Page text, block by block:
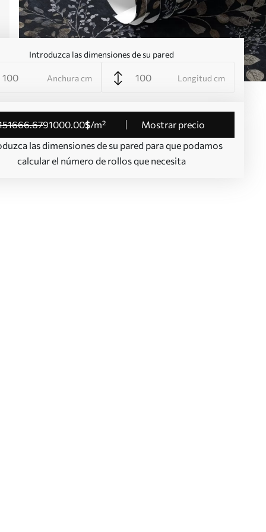
Introduzca las dimensiones de su pared
Anchura cm Longitud cm
.6791000.00$/m²
Mostrar precio
las dimensiones de su pared para que podamos
calcular el número de rollos que necesita